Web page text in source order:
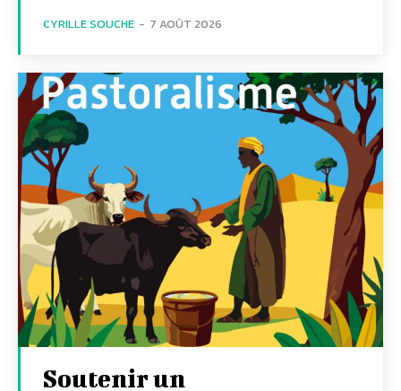
CYRILLE SOUCHE - 7 AOÛT 2026
Soutenir un